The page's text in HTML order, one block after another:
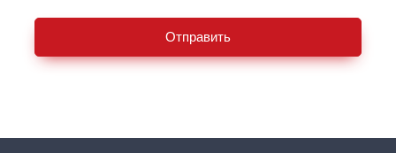
Отправить